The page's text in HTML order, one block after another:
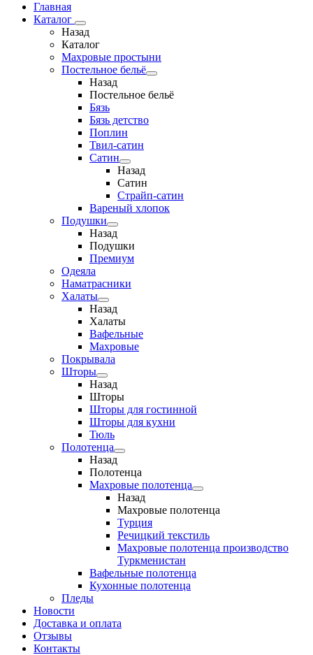
Главная
Каталог
Назад
Каталог
Махровые простыни
Постельное бельё
Назад
Постельное бельё
Бязь
Бязь детство
Поплин
Твил-сатин
Сатин
Назад
Сатин
Страйп-сатин
Вареный хлопок
Подушки
Назад
Подушки
Премиум
Одеяла
Наматрасники
Халаты
Назад
Халаты
Вафельные
Махровые
Покрывала
Шторы
Назад
Шторы
Шторы для гостинной
Шторы для кухни
Тюль
Полотенца
Назад
Полотенца
Махровые полотенца
Назад
Махровые полотенца
Турция
Речицкий текстиль
Махровые полотенца производство
Туркменистан
Вафельные полотенца
Кухонные полотенца
Пледы
Новости
Доставка и оплата
Отзывы
Контакты